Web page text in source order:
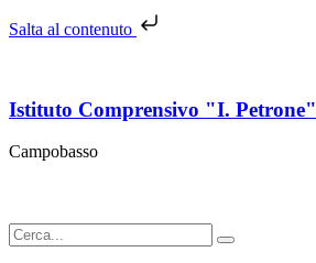
Salta al contenuto
Istituto Comprensivo "I. Petrone"
Campobasso